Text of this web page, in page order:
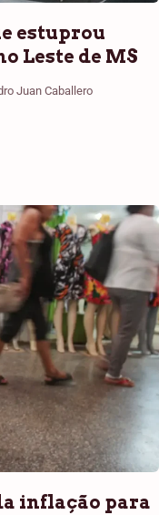
estuprou
Leste de MS
Juan Caballero
inflação para